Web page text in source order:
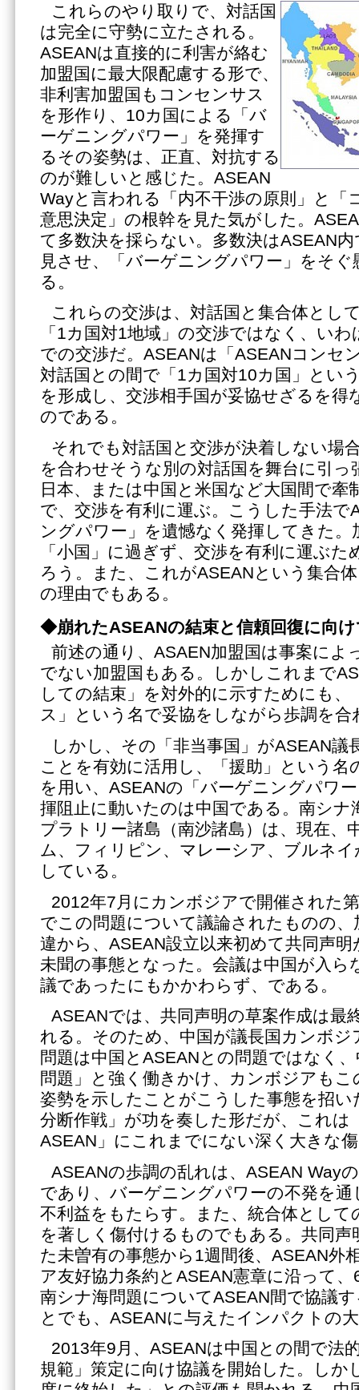
これらのやり取りで、対話国
は完全に守勢に立たされる。
ASEANは直接的に利害が絡む
加盟国に最大限配慮する形で、
非利害加盟国もコンセンサス
を形作り、10カ国による「バ
ーゲニングパワー」を発揮す
るその姿勢は、正直、対抗する
のが難しいと感じた。ASEAN
Wayと言われる「内不干渉の原則」と「
意思決定」の根幹を見た気がした。
て多数決を採らない。多数決はASEAN
見させ、「バーゲニングパワー」をそ
る。
これらの交渉は、対話国と集合体とし
「1カ国対1地域」の交渉ではなく、い
での交渉だ。ASEANは「ASEANコンセ
対話国との間で「1カ国対10カ国」とい
を形成し、交渉相手国が妥協せざるを得
のである。
それでも対話国と交渉が決着しない場
を合わせそうな別の対話国を舞台に引っ
日本、または中国と米国など大国間で牽
で、交渉を有利に運ぶ。こうした手法で
ングパワー」を遺憾なく発揮してきた。
「小国」に過ぎず、交渉を有利に運ぶ
ろう。また、これがASEANという集合
の理由でもある。
◆崩れたASEANの結束と信頼回復に向
前述の通り、ASAEN加盟国は事案によ
でない加盟国もある。しかしこれまで
しての結束」を対外的に示すためにも、
ス」という名で妥協をしながら歩調を合
しかし、その「非当事国」がASEAN議
ことを有効に活用し、「援助」という名
を用い、ASEANの「バーゲニングパワ
揮阻止に動いたのは中国である。南シナ
プラトリー諸島（南沙諸島）は、現在、
ム、フィリピン、マレーシア、ブルネ
している。
2012年7月にカンボジアで開催された
でこの問題について議論されたものの、
違から、ASEAN設立以来初めて共同声
未聞の事態となった。会議は中国が入ら
議であったにもかかわらず、である。
ASEANでは、共同声明の草案作成は最
れる。そのため、中国が議長国カンボジ
問題は中国とASEANとの問題ではなく
問題」と強く働きかけ、カンボジアもこ
姿勢を示したことがこうした事態を招い
分断作戦」が功を奏した形だが、これは
ASEAN」にこれまでにない深く大きな
ASEANの歩調の乱れは、ASEAN Way
であり、バーゲニングパワーの不発を通
不利益をもたらす。また、統合体として
を著しく傷付けるものでもある。共同
た未曽有の事態から1週間後、ASEAN外
ア友好協力条約とASEAN憲章に沿って
南シナ海問題についてASEAN間で協議
とでも、ASEANに与えたインパクトの
2013年9月、ASEANは中国との間で法
規範」策定に向け協議を開始した。しか